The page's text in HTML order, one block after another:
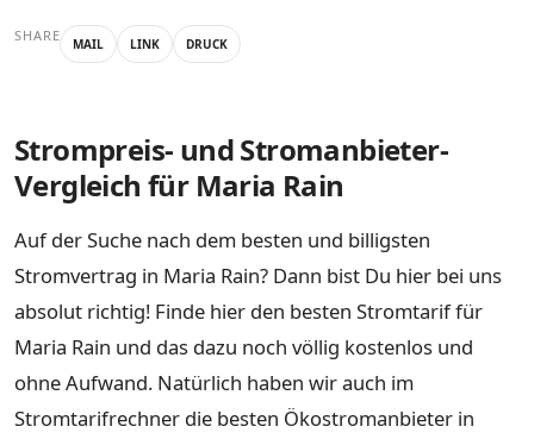
SHARE MAIL LINK DRUCK
Strompreis- und Stromanbieter-
Vergleich für Maria Rain
Auf der Suche nach dem besten und billigsten
Stromvertrag in Maria Rain? Dann bist Du hier bei uns
absolut richtig! Finde hier den besten Stromtarif für
Maria Rain und das dazu noch völlig kostenlos und
ohne Aufwand. Natürlich haben wir auch im
Stromtarifrechner die besten Ökostromanbieter in